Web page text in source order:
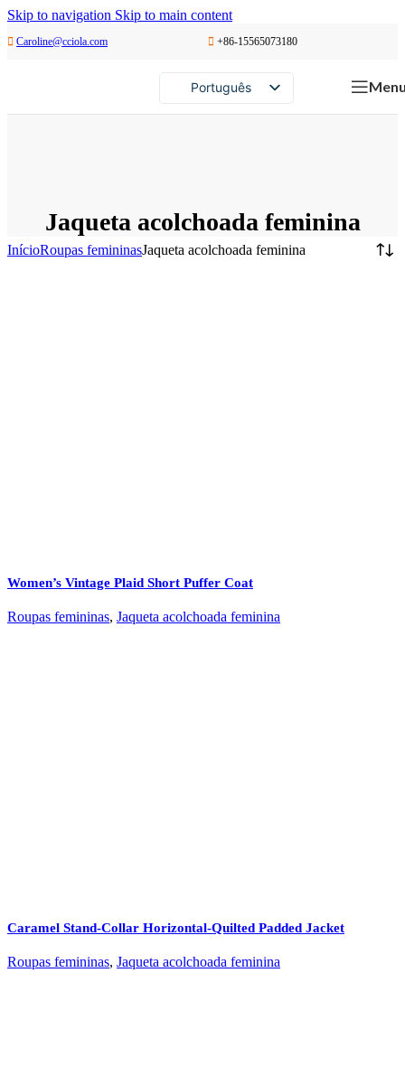
Skip to navigation Skip to main content
Caroline@cciola.com +86-15565073180
Português
English
Jaqueta acolchoada feminina
InícioRoupas femininasJaqueta acolchoada feminina
Women’s Vintage Plaid Short Puffer Coat
Roupas femininas, Jaqueta acolchoada feminina
Caramel Stand‑Collar Horizontal‑Quilted Padded Jacket
Roupas femininas, Jaqueta acolchoada feminina